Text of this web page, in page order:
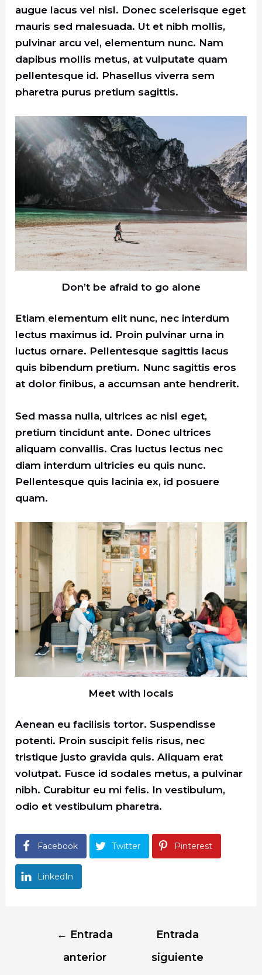
augue lacus vel nisl. Donec scelerisque eget
mauris sed malesuada. Ut et nibh mollis,
pulvinar arcu vel, elementum nunc. Nam
dapibus mollis metus, at vulputate quam
pellentesque id. Phasellus viverra sem
pharetra purus pretium sagittis.
Don’t be afraid to go alone
Etiam elementum elit nunc, nec interdum
lectus maximus id. Proin pulvinar urna in
luctus ornare. Pellentesque sagittis lacus
quis bibendum pretium. Nunc sagittis eros
at dolor finibus, a accumsan ante hendrerit.
Sed massa nulla, ultrices ac nisl eget,
pretium tincidunt ante. Donec ultrices
aliquam convallis. Cras luctus lectus nec
diam interdum ultricies eu quis nunc.
Pellentesque quis lacinia ex, id posuere
quam.
Meet with locals
Aenean eu facilisis tortor. Suspendisse
potenti. Proin suscipit felis risus, nec
tristique justo gravida quis. Aliquam erat
volutpat. Fusce id sodales metus, a pulvinar
nibh. Curabitur eu mi felis. In vestibulum,
odio et vestibulum pharetra.
Facebook Twitter Pinterest
LinkedIn
Navegación
entradas
← Entrada
anterior
Entrada
siguiente